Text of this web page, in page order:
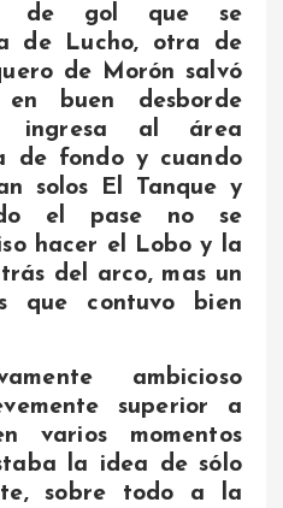
de gol que se
de Lucho, otra de
de Morón salvó
buen desborde
ingresa al área
de fondo y cuando
solos El Tanque y
el pase no se
hacer el Lobo y la
del arco, mas un
que contuvo bien
ambicioso
superior a
varios momentos
la idea de sólo
sobre todo a la